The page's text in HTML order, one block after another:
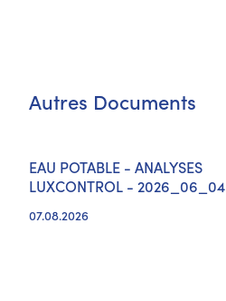
Autres Documents
EAU POTABLE - ANALYSES
LUXCONTROL - 2026_06_04
07.08.2026